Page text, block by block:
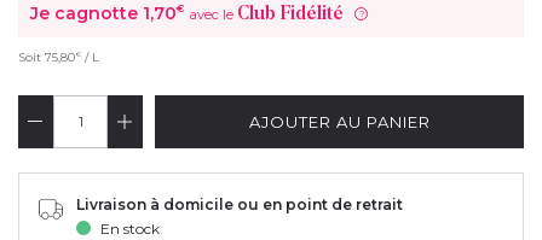
Je cagnotte 1,70€ avec le Club Fidélité ?
Soit 75,80€ / L
AJOUTER AU PANIER
Livraison à domicile ou en point de retrait
En stock